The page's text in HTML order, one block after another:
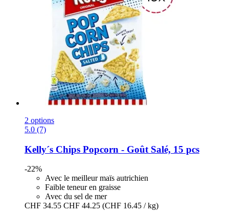
2 options
5.0 (7)
Kelly´s Chips Popcorn -​ Goût Salé, 15 pcs
-22%
Avec le meilleur maïs autrichien
Faible teneur en graisse
Avec du sel de mer
CHF 34.55 CHF 44.25 (CHF 16.45 / kg)